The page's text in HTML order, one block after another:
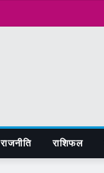
राजनीति राशिफल